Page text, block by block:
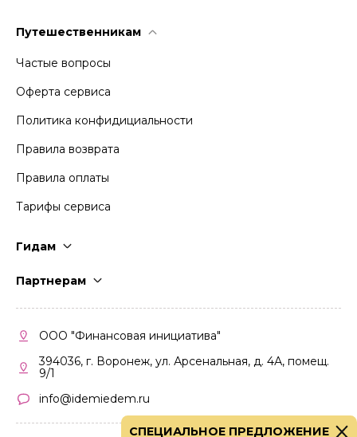
Путешественникам
Частые вопросы
Оферта сервиса
Политика конфидициальности
Правила возврата
Правила оплаты
Тарифы сервиса
Гидам
Партнерам
Кабинет партнера
Правила участия
ООО "Финансовая инициатива"
394036, г. Воронеж, ул. Арсенальная, д. 4А, помещ.
9/1
info@idemiedem.ru
СПЕЦИАЛЬНОЕ ПРЕДЛОЖЕНИЕ